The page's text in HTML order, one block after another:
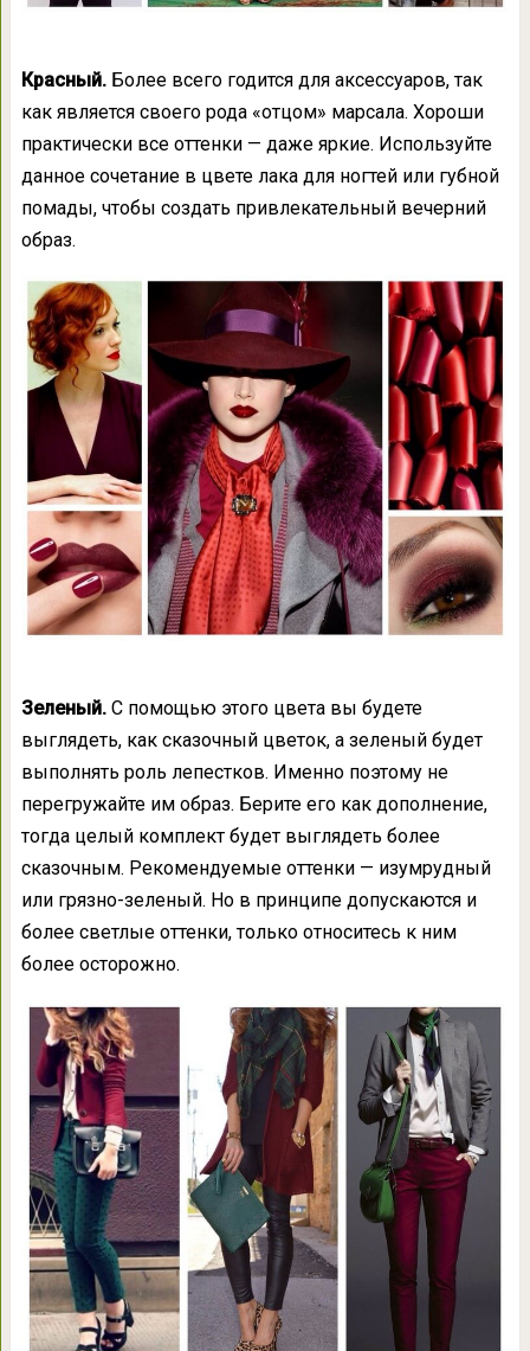
Красный.Более всего годится для аксессуаров, так
как является своего рода «отцом» марсала. Хороши
практически все оттенки — даже яркие. Используйте
данное сочетание в цвете лака для ногтей или губной
помады, чтобы создать привлекательный вечерний
образ.
Зеленый.С помощью этого цвета вы будете
выглядеть, как сказочный цветок, а зеленый будет
выполнять роль лепестков. Именно поэтому не
перегружайте им образ. Берите его как дополнение,
тогда целый комплект будет выглядеть более
сказочным. Рекомендуемые оттенки — изумрудный
или грязно-зеленый. Но в принципе допускаются и
более светлые оттенки, только относитесь к ним
более осторожно.